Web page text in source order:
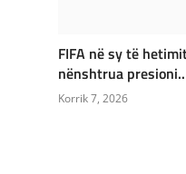
FIFA në sy të
nënshtrua
Korrik 7, 2026